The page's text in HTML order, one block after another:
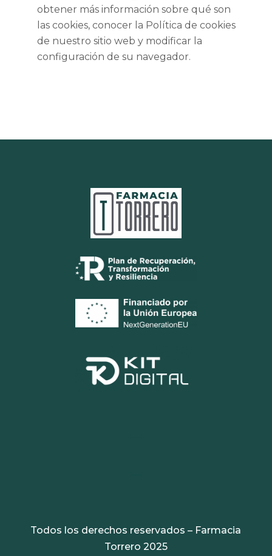
obtener más información sobre qué son
las cookies, conocer la Política de cookies
de nuestro sitio web y modificar la
configuración de su navegador.
Todos los derechos reservados – Farmacia
Torrero 2025